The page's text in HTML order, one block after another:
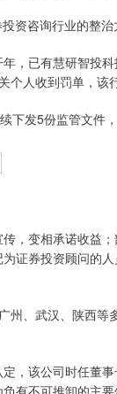
咨询行业的整治
已有慧研智投
人收到罚单，该
发5份监管文件
变相承诺收益；
证券投资顾问的
、武汉、陕西等
该公司时任董
有不可推卸的主